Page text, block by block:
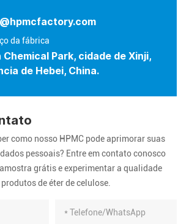
da fábrica
Chemical Park, cidade de Xinji,
de Hebei, China.
como nosso HPMC pode aprimorar suas
pessoais? Entre em contato conosco
grátis e experimentar a qualidade
de éter de celulose.